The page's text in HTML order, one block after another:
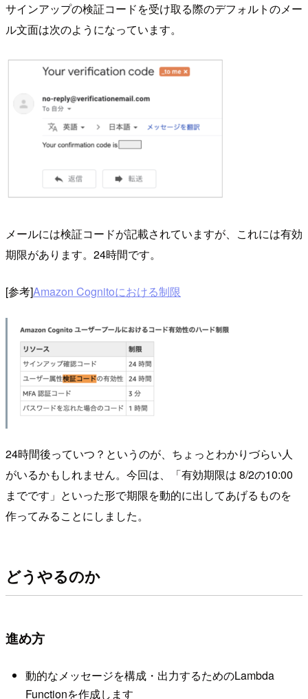
サインアップの検証コードを受け取る際のデフォルトのメー
ル文面は次のようになっています。
メールには検証コードが記載されていますが、これには有効
期限があります。 24時間です。
[参考]Amazon Cognitoにおける制限
24時間後っていつ？というのが、ちょっとわかりづらい人
がいるかもしれません。今回は、「有効期限は 8/2の10:00
までです」といった形で期限を動的に出してあげるものを
作ってみることにしました。
どうやるのか
進め方
動的なメッセージを構成・出力するためのLambda
Functionを作成します